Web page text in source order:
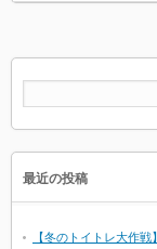
最近の投稿
【冬のトイトレ大作